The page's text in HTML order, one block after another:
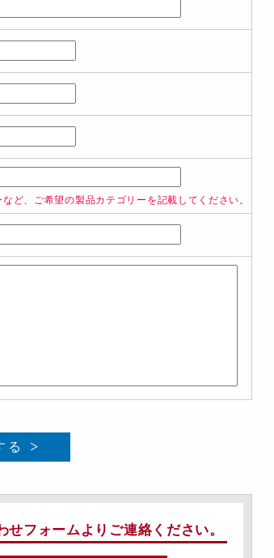
ど、ご希望の製品カテゴリーを記載してください。
る
フォームよりご連絡ください。